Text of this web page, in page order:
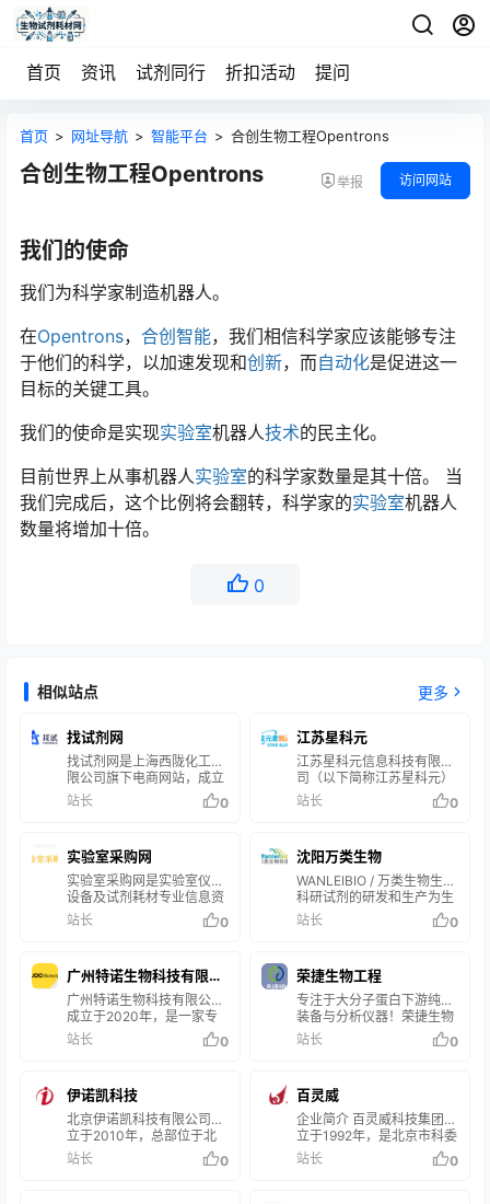
首页 资讯 试剂同行 折扣活动 提问
首页 > 网址导航 > 智能平台 > 合创生物工程Opentrons
合创生物工程Opentrons 举报 访问网站
我们的使命
我们为科学家制造机器人。
在Opentrons， 合创智能，我们相信科学家应该能够专注
于他们的科学，以加速发现和创新，而自动化是促进这一
目标的关键工具。
我们的使命是实现实验室机器人技术的民主化。
目前世界上从事机器人实验室的科学家数量是其十倍。 当
我们完成后，这个比例将会翻转，科学家的实验室机器人
数量将增加十倍。
0
相似站点 更多
找试剂网
找试剂网是上海西陇化工有
限公司旗下电商网站，成立
于2017年5月。上海西陇化
工有限公司为西陇科学（股
内逾30年的丰富经验及领先
的业界地位，运用共享模式
集合200多家国内外试剂耗
材知名品牌，涵盖生命科
学、高端化学、材料科学、
包装大小从克级到大包装规
格，也包括部分半散装和散
装产品。 找试剂所售产品主
要针…
站长 0
江苏星科元
江苏星科元信息科技有限公
司（以下简称江苏星科元）
是一家专注于生命科学产业
的高科技公司。旗下试剂品
Electronic的首字母。是由
多名博士创办于2014年，
并依托中科院、苏州大学、
南京工业大学等高等院校合
作研发国产科研用试剂和消
内试剂市场混乱，科研试剂
造假事件层出不穷，而且
90%以上的试剂…
站长 0
实验室采购网
实验室采购网是实验室仪器
设备及试剂耗材专业信息资
讯平台，为生命科学、科研
院所、大专院校、医院、疾
品、环保等行业提供优质互
联网产品信息服务，同时提
供最新的行业资讯、展会等
信息，为国内众多实验室供
应商和用户的良好信息交流
站长 0
沈阳万类生物
WANLEIBIO / 万类生物生物
科研试剂的研发和生产为生
命科学研究提供技术服务
沈阳万类生物科技有限公司
科研试剂的研发和生产，为
生命科学研究提供技术服
务。 万类生物总部位于
沈阳，服务客户遍及全国28
个大、中城市。拥有毕业于
学和纽约大学等国内外知名
院校的高端技术人才，硕、
博学…
站长 0
广州特诺生物科技有限公
司
广州特诺生物科技有限公司
成立于2020年，是一家专
注于科研服务和科研工具生
产与销售的高新技术企业。
效的科研解决方案。 企业理
念 专业锻造品质，服务打造
市场。诚信第一、服务质量
第一、客户利益第一。 发展
目标 推动科学研究的创新与
站长 0
荣捷生物工程
专注于大分子蛋白下游纯化
装备与分析仪器！荣捷生物
工程(苏州)有限公司成立于
2011年，是一家坐落于苏州
米，2022年销售额近2.4亿
人民币，并于2020年9月入
选苏州工业园区“上市苗圃
企业”“高新技术企业”“瞪羚
企业”。荣捷生物专注于大
站长 0
伊诺凯科技
北京伊诺凯科技有限公司成
立于2010年，总部位于北
京，在美国、香港、上海、
成都、河北等地设有分公
站长 0
百灵威
企业简介 百灵威科技集团创
立于1992年，是北京市科委
和中关村双重认定的国家高
新技术企业，公司专注于化
站长 0